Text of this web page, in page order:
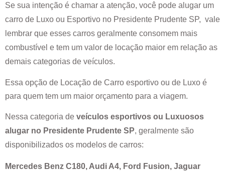
Se sua intenção é chamar a atenção, você pode alugar um
carro de Luxo ou Esportivo no Presidente Prudente SP, vale
lembrar que esses carros geralmente consomem mais
combustível e tem um valor de locação maior em relação as
demais categorias de veículos.
Essa opção de Locação de Carro esportivo ou de Luxo é
para quem tem um maior orçamento para a viagem.
Nessa categoria de veículos esportivos ou Luxuosos
alugar no Presidente Prudente SP, geralmente são
disponibilizados os modelos de carros:
Mercedes Benz C180, Audi A4, Ford Fusion, Jaguar